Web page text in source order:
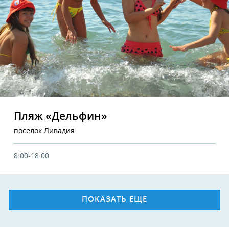
Пляж «Дельфин»
поселок Ливадия
8:00-18:00
ПОКАЗАТЬ ЕЩЕ